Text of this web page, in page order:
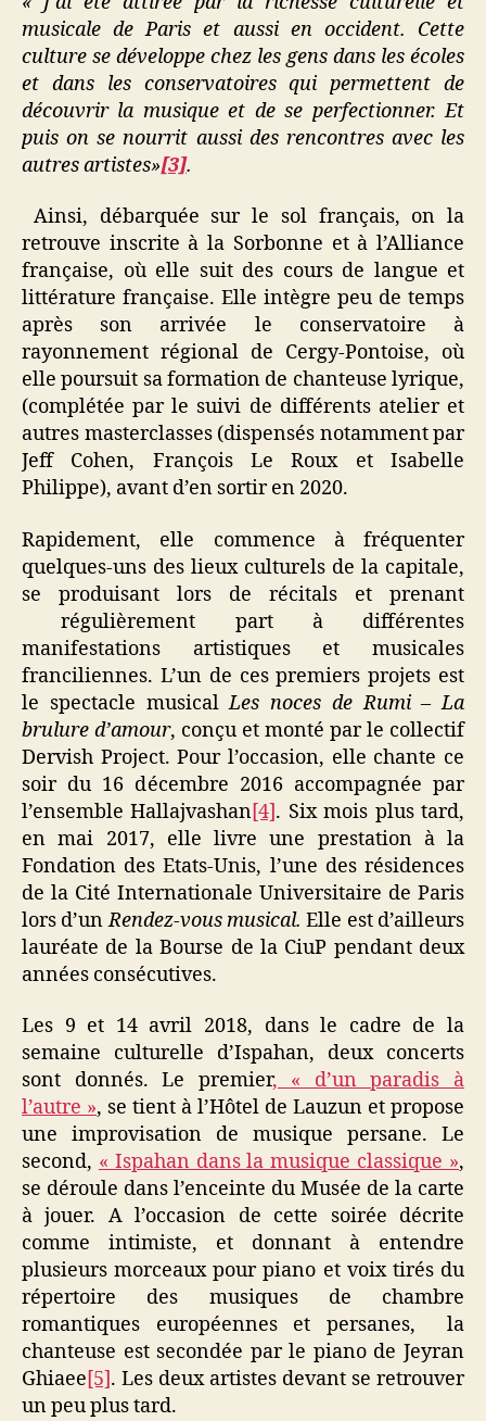
musicale de Paris et aussi en occident. Cette
culture se développe chez les gens dans les écoles
et dans les conservatoires qui permettent de
découvrir la musique et de se perfectionner. Et
puis on se nourrit aussi des rencontres avec les
autres artistes»[3].
Ainsi, débarquée sur le sol français, on la
retrouve inscrite à la Sorbonne et à l’Alliance
française, où elle suit des cours de langue et
littérature française. Elle intègre peu de temps
après son arrivée le conservatoire à
rayonnement régional de Cergy-Pontoise, où
elle poursuit sa formation de chanteuse lyrique,
(complétée par le suivi de différents atelier et
autres masterclasses (dispensés notamment par
Jeff Cohen, François Le Roux et Isabelle
Philippe), avant d’en sortir en 2020.
Rapidement, elle commence à fréquenter
quelques-uns des lieux culturels de la capitale,
se produisant lors de récitals et prenant
régulièrement part à différentes
manifestations artistiques et musicales
franciliennes. L’un de ces premiers projets est
le spectacle musicalLes noces de Rumi – La
brulure d’amour, conçu et monté par le collectif
Dervish Project. Pour l’occasion, elle chante ce
soir du 16 décembre 2016 accompagnée par
l’ensemble Hallajvashan[4]. Six mois plus tard,
en mai 2017, elle livre une prestation à la
Fondation des Etats-Unis, l’une des résidences
de la Cité Internationale Universitaire de Paris
lors d’unRendez-vous musical. Elle est d’ailleurs
lauréate de la Bourse de la CiuP pendant deux
années consécutives.
Les 9 et 14 avril 2018, dans le cadre de la
semaine culturelle d’Ispahan, deux concerts
sont donnés. Le premier, « d’un paradis à
l’autre », se tient à l’Hôtel de Lauzun et propose
une improvisation de musique persane. Le
second, « Ispahan dans la musique classique »,
se déroule dans l’enceinte du Musée de la carte
à jouer. A l’occasion de cette soirée décrite
comme intimiste, et donnant à entendre
plusieurs morceaux pour piano et voix tirés du
répertoire des musiques de chambre
romantiques européennes et persanes, la
chanteuse est secondée par le piano de Jeyran
Ghiaee[5]. Les deux artistes devant se retrouver
un peu plus tard.